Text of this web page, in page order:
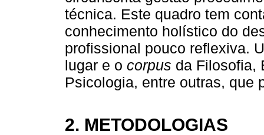
técnica. Este quadro tem
conhecimento holístico do
profissional pouco reflexiva.
lugar e o corpus da Filosofia,
Psicologia, entre outras, que
2. METODOLOGIAS